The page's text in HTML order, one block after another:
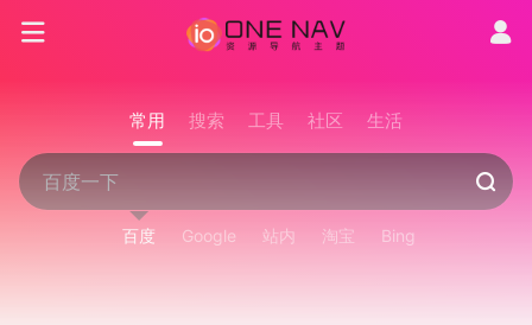
常用 搜索 工具 社区 生活
百度 Google 站内 淘宝 Bing